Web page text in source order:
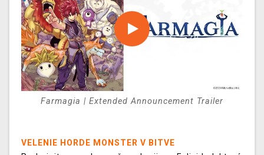
Farmagia | Extended Announcement Trailer
VELENIE HORDE MONSTER V BITVE